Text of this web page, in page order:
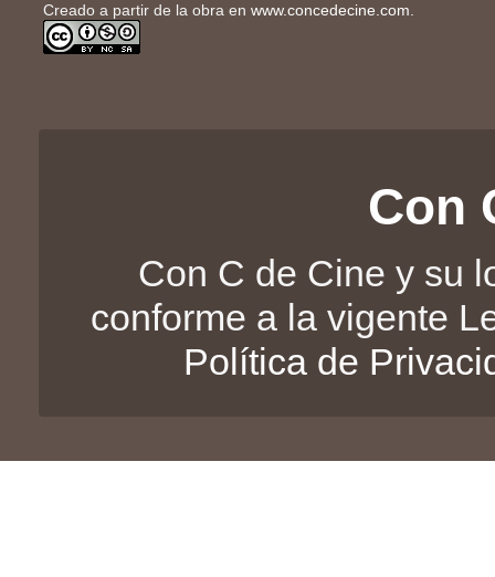
Creado a partir de la obra enwww.concedecine.com
Con
Con C de Cine y su
conforme a la vigente
Política de